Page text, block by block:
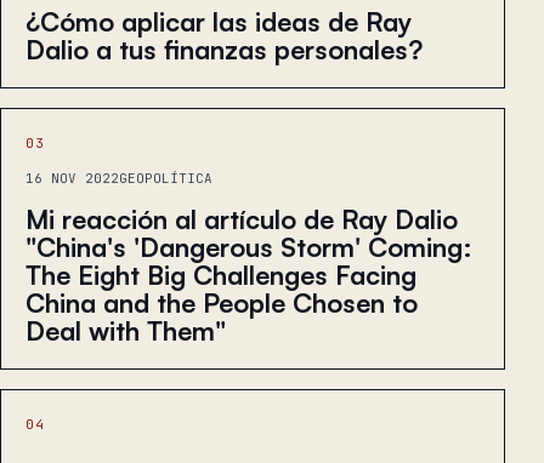
¿Cómo aplicar las ideas de Ray
Dalio a tus finanzas personales?
03
16 NOV 2022GEOPOLÍTICA
Mi reacción al artículo de Ray Dalio
"China's 'Dangerous Storm' Coming:
The Eight Big Challenges Facing
China and the People Chosen to
Deal with Them"
04